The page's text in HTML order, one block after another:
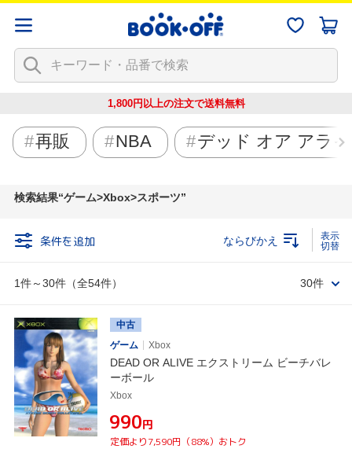
1,800円以上の注文で送料無料
再販 NBA デッド オア アラ
検索結果 ゲーム>Xbox>スポーツ
条件を追加
1件～30件（全54件）
ならびかえ
30件
中古
ゲーム
Xbox
DEAD OR ALIVE エクストリーム ビーチバレ
ーボール
Xbox
¥990円
定価より7,590円（88%）おトク